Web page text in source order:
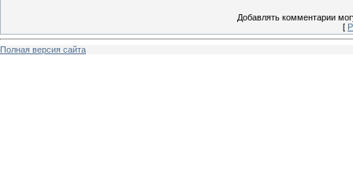
Добавлять комментарии
[
Полная версия сайта